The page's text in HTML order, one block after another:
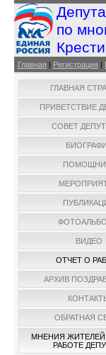
по
Главная | Регистрация |
ГЛАВНАЯ
ПРИВЕТСТВИЕ
СОВЕТ
ВИДЕО
ОТЧЕТ О
АРХИВ
ОБРАТНАЯ
МНЕНИЯ ЖИТЕЛЕЙ
РАБОТЕ